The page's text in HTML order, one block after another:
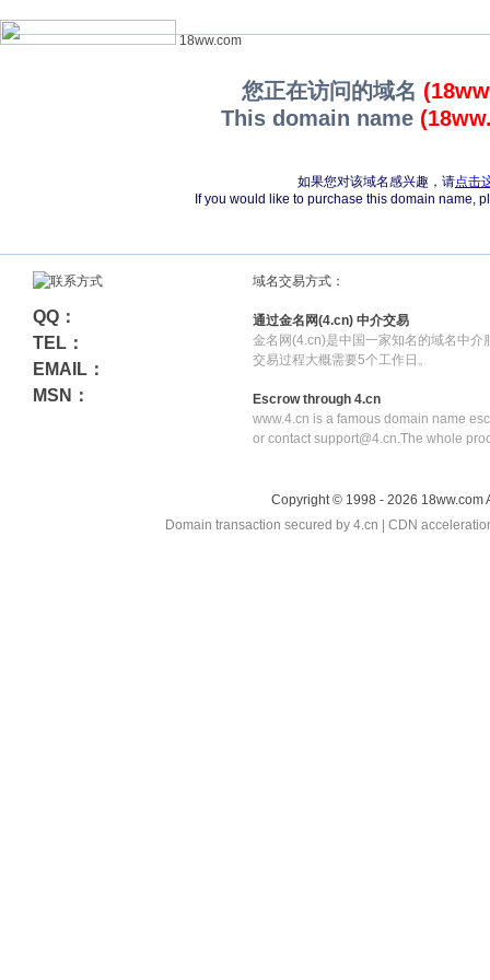
18ww.com
您正在访问的域名
This domain name
如果您对该域名感兴趣，请点击
If you would like to purchase this domain name,
QQ：
TEL：
EMAIL：
MSN：
域名交易方式：
通过金名网(4.cn) 中介交易
金名网(4.cn)是中国一家知名的域名中介
交易过程大概需要5个工作日。
Escrow through 4.cn
www.4.cn is a famous domain name
or contact support@4.cn.The whole
Copyright © 1998 - 2026 18ww.com
Domain transaction secured by 4.cn | CDN